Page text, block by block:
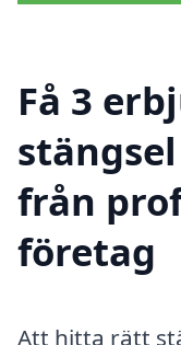
Få 3
från
företag
Att hitta rätt